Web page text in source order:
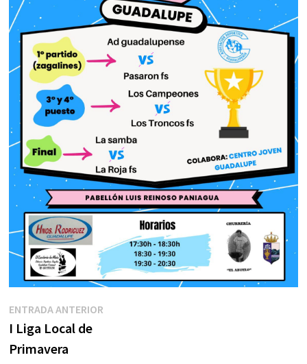
Navegación
de
ENTRADA ANTERIOREntrada
I Liga Local de
Primavera